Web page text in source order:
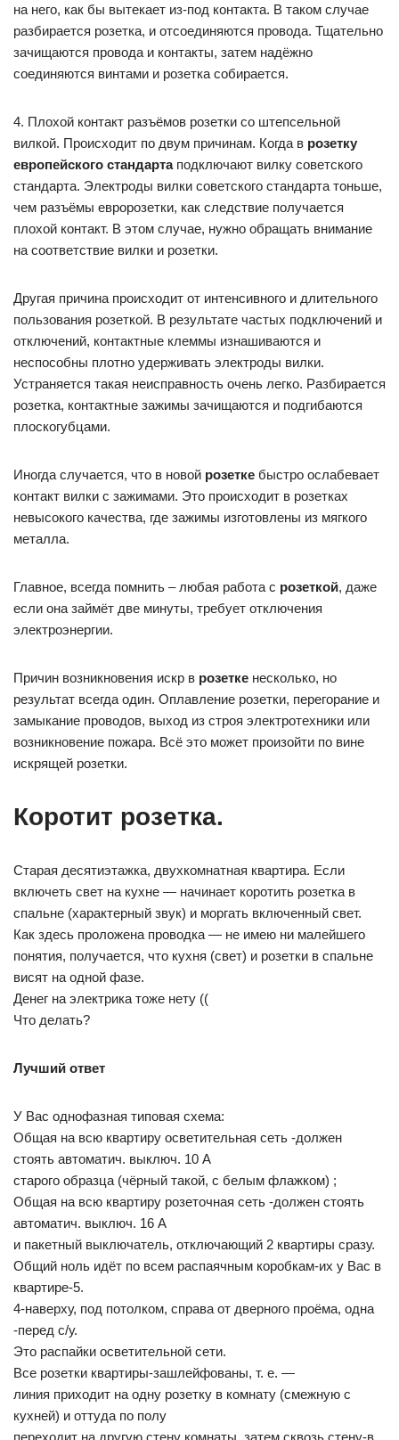
на него, как бы вытекает из-под контакта. В таком случае
разбирается розетка, и отсоединяются провода. Тщательно
зачищаются провода и контакты, затем надёжно
соединяются винтами и розетка собирается.
4. Плохой контакт разъёмов розетки со штепсельной
вилкой. Происходит по двум причинам. Когда в розетку
европейского стандартаподключают вилку советского
стандарта. Электроды вилки советского стандарта тоньше,
чем разъёмы евророзетки, как следствие получается
плохой контакт. В этом случае, нужно обращать внимание
на соответствие вилки и розетки.
Другая причина происходит от интенсивного и длительного
пользования розеткой. В результате частых подключений и
отключений, контактные клеммы изнашиваются и
неспособны плотно удерживать электроды вилки.
Устраняется такая неисправность очень легко. Разбирается
розетка, контактные зажимы зачищаются и подгибаются
плоскогубцами.
Иногда случается, что в новой розетке быстро ослабевает
контакт вилки с зажимами. Это происходит в розетках
невысокого качества, где зажимы изготовлены из мягкого
металла.
Главное, всегда помнить – любая работа с розеткой, даже
если она займёт две минуты, требует отключения
электроэнергии.
Причин возникновения искр в розетке несколько, но
результат всегда один. Оплавление розетки, перегорание и
замыкание проводов, выход из строя электротехники или
возникновение пожара. Всё это может произойти по вине
искрящей розетки.
Коротит розетка.
Старая десятиэтажка, двухкомнатная квартира. Если
включеть свет на кухне — начинает коротить розетка в
спальне (характерный звук) и моргать включенный свет.
Как здесь проложена проводка — не имею ни малейшего
понятия, получается, что кухня (свет) и розетки в спальне
висят на одной фазе.
Денег на электрика тоже нету ((
Что делать?
Лучший ответ
У Вас однофазная типовая схема:
Общая на всю квартиру осветительная сеть -должен
стоять автоматич. выключ. 10 А
старого образца (чёрный такой, с белым флажком) ;
Общая на всю квартиру розеточная сеть -должен стоять
автоматич. выключ. 16 А
и пакетный выключатель, отключающий 2 квартиры сразу.
Общий ноль идёт по всем распаячным коробкам-их у Вас в
квартире-5.
4-наверху, под потолком, справа от дверного проёма, одна
-перед с/у.
Это распайки осветительной сети.
Все розетки квартиры-зашлейфованы, т. е. —
линия приходит на одну розетку в комнату (смежную с
кухней) и оттуда по полу
переходит на другую стену комнаты, затем сквозь стену-в